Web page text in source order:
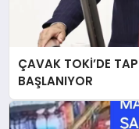
ÇAVAK TOKİ’DE
BAŞLANIYOR